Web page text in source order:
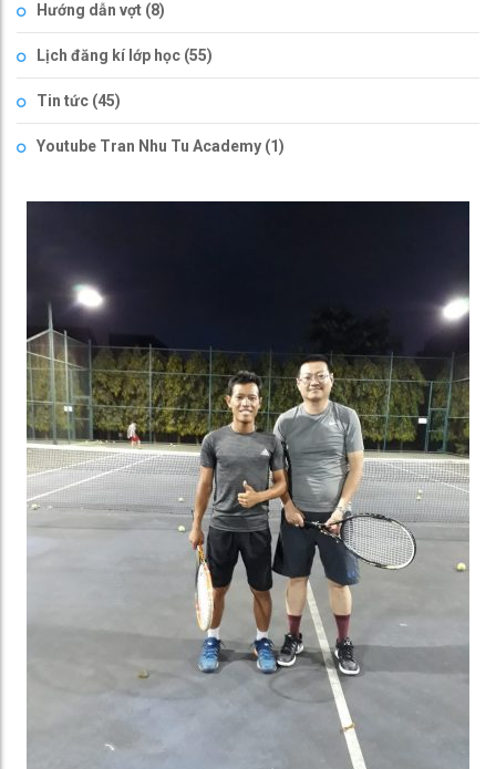
Hướng dẫn vợt (8)
Lịch đăng kí lớp học (55)
Tin tức (45)
Youtube Tran Nhu Tu Academy (1)